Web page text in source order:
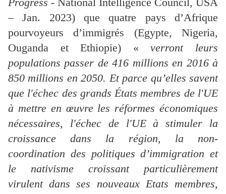
– Jan. 2023) que quatre pays d’Afrique
pourvoyeurs d’immigrés (Egypte, Nigeria,
Ouganda et Ethiopie) «verront leurs
populations passer de 416 millions en 2016 à
850 millions en 2050. Et parce qu’elles savent
que l'échec des grands États membres de l'UE
à mettre en œuvre les réformes économiques
nécessaires, l'échec de l'UE à stimuler la
croissance dans la région, la non-
coordination des politiques d’immigration et
le nativisme croissant particulièrement
virulent dans ses nouveaux Etats membres,